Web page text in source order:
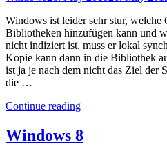
Windows ist leider sehr stur, welche
Bibliotheken hinzufügen kann und
nicht indiziert ist, muss er lokal
Kopie kann dann in die Bibliothek
ist ja je nach dem nicht das Ziel der
die …
Continue reading"Ordner
NAS
in
Windows 8